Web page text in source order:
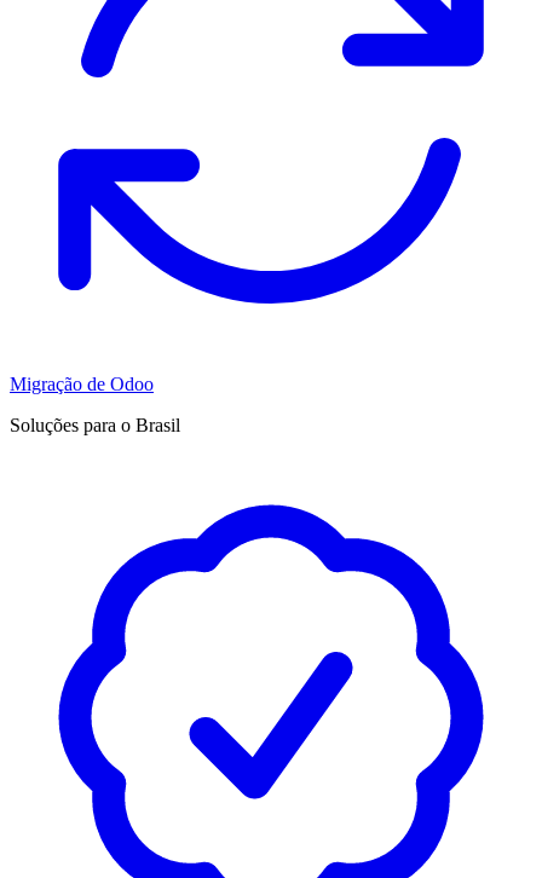
Migração de Odoo
Soluções para o Brasil